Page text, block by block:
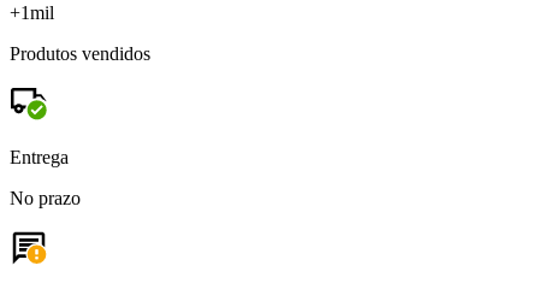
+1mil
Produtos vendidos
Entrega
No prazo